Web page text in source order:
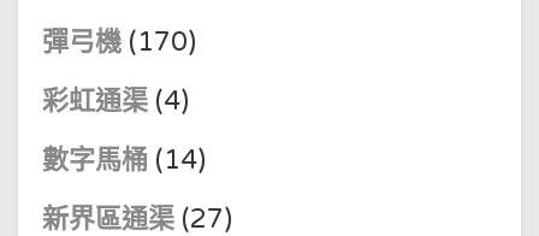
彈弓機 (170)
彩虹通渠 (4)
數字馬桶 (14)
新界區通渠 (27)